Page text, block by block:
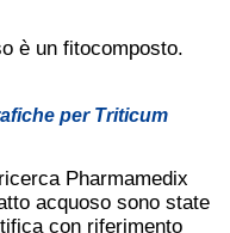
è un fitocomposto.
per Triticum
Pharmamedix
acquoso sono state
con riferimento